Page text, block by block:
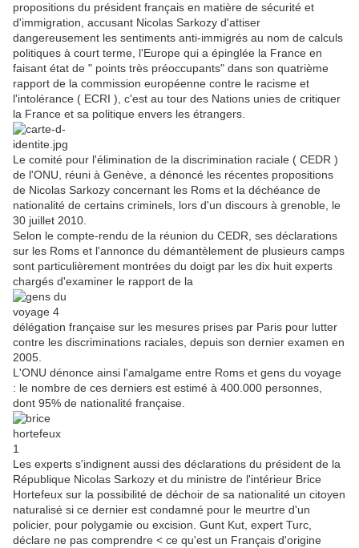
propositions du président français en matière de sécurité et
d'immigration, accusant Nicolas Sarkozy d'attiser
dangereusement les sentiments anti-immigrés au nom de calculs
politiques à court terme, l'Europe qui a épinglée la France en
faisant état de " points très préoccupants" dans son quatrième
rapport de la commission européenne contre le racisme et
l'intolérance ( ECRI ), c'est au tour des Nations unies de critiquer
la France et sa politique envers les étrangers.
Le comité pour l'élimination de la discrimination raciale ( CEDR )
de l'ONU, réuni à Genève, a dénoncé les récentes propositions
de Nicolas Sarkozy concernant les Roms et la déchéance de
nationalité de certains criminels, lors d'un discours à grenoble, le
30 juillet 2010.
Selon le compte-rendu de la réunion du CEDR, ses déclarations
sur les Roms et l'annonce du démantèlement de plusieurs camps
sont particulièrement montrées du doigt par les dix huit experts
chargés d'examiner le rapport de la
délégation française sur les mesures prises par Paris pour lutter
contre les discriminations raciales, depuis son dernier examen en
2005.
L'ONU dénonce ainsi l'amalgame entre Roms et gens du voyage
: le nombre de ces derniers est estimé à 400.000 personnes,
dont 95% de nationalité française.
Les experts s'indignent aussi des déclarations du président de la
République Nicolas Sarkozy et du ministre de l'intérieur Brice
Hortefeux sur la possibilité de déchoir de sa nationalité un citoyen
naturalisé si ce dernier est condamné pour le meurtre d'un
policier, pour polygamie ou excision. Gunt Kut, expert Turc,
déclare ne pas comprendre < ce qu'est un Français d'origine